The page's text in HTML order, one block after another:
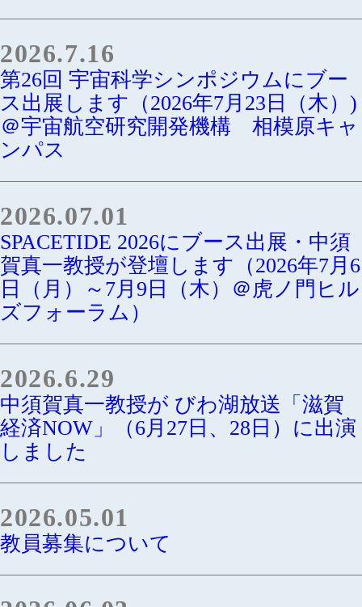
2026.7.16
第26回 宇宙科学シンポジウムにブー
ス出展します（2026年7月23日（木）)
＠宇宙航空研究開発機構 相模原キャ
ンパス
2026.07.01
SPACETIDE 2026にブース出展・中須
賀真一教授が登壇します（2026年7月6
日（月）～7月9日（木）＠虎ノ門ヒル
ズフォーラム）
2026.6.29
中須賀真一教授が びわ湖放送「滋賀
経済NOW」（6月27日、28日）に出演
しました
2026.05.01
教員募集について